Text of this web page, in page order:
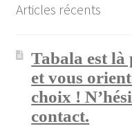
Articles récents
Tabala est là
et vous
choix !
contact.